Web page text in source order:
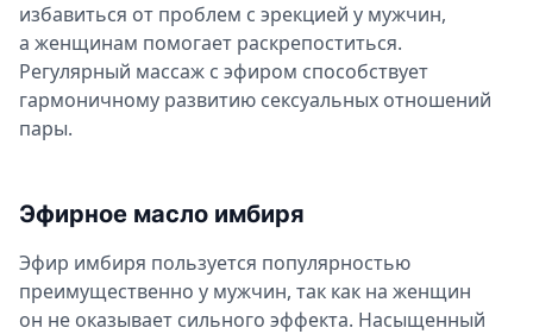
избавиться от проблем с эрекцией у мужчин,
а женщинам помогает раскрепоститься.
Регулярный массаж с эфиром способствует
гармоничному развитию сексуальных отношений
пары.
Эфирное масло имбиря
Эфир имбиря пользуется популярностью
преимущественно у мужчин, так как на женщин
он не оказывает сильного эффекта. Насыщенный